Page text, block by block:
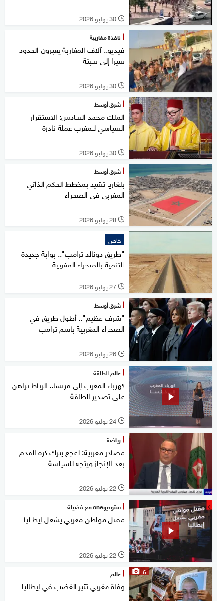
l 30 يوليو 2026
نافذة مغاربية
فيديو.. آلاف المغاربة يعبرون الحدود
سيرا إلى سبتة
l 30 يوليو 2026
شرق أوسط
الملك محمد السادس: الاستقرار
السياسي للمغرب عملة نادرة
l 30 يوليو 2026
شرق أوسط
بلغاريا تشيد بمخطط الحكم الذاتي
المغربي في الصحراء
l 28 يوليو 2026
خاص
"طريق دونالد ترامب".. بوابة جديدة
للتنمية بالصحراء المغربية
l 27 يوليو 2026
شرق أوسط
"شرف عظيم".. أطول طريق في
الصحراء المغربية باسم ترامب
l 26 يوليو 2026
عالم الطاقة
كهرباء المغرب إلى فرنسا.. الرباط تراهن
على تصدير الطاقة
l 24 يوليو 2026
رياضة
مصادر مغربية: لقجع يترك كرة القدم
بعد الإنجاز ويتجه للسياسة
l 22 يوليو 2026
ستوديوone مع فضيلة
مقتل مواطن مغربي يشعل إيطاليا
l 22 يوليو 2026
6 عالم
وفاة مغربي تثير الغضب في إيطاليا